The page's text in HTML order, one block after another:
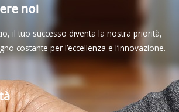
noi
il tuo successo diventa la nostra priorità,
costante per l’eccellenza e l’innovazione.